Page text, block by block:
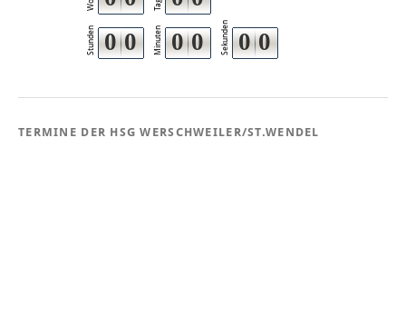
Stunden 0 0 Minuten 0 0 Sekunden 0 0
TERMINE DER HSG WERSCHWEILER/ST.WENDEL